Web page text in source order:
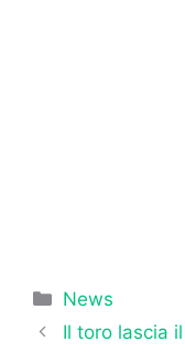
Categorie
News
Il toro lascia